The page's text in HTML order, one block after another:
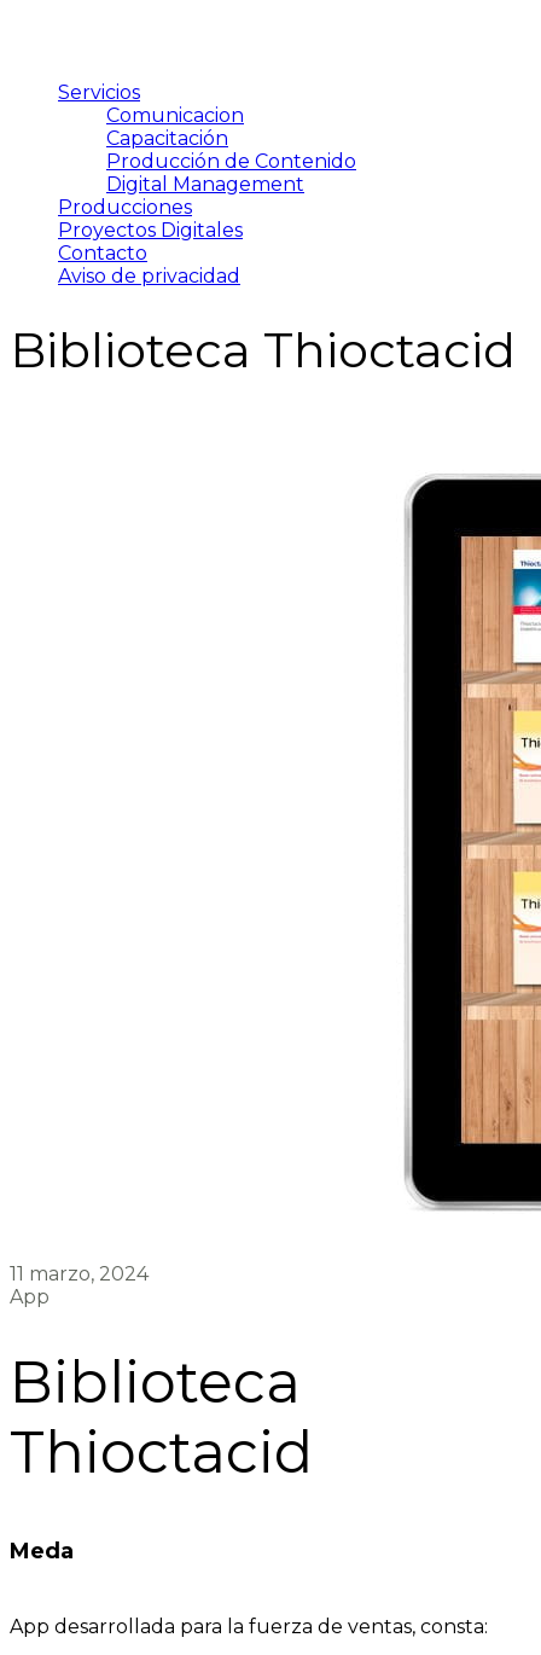
Servicios
Comunicacion
Capacitación
Producción de Contenido
Digital Management
Producciones
Proyectos Digitales
Contacto
Aviso de privacidad
Biblioteca Thioctacid
11 marzo, 2024
App
Biblioteca
Thioctacid
Meda
App desarrollada para la fuerza de ventas, consta: